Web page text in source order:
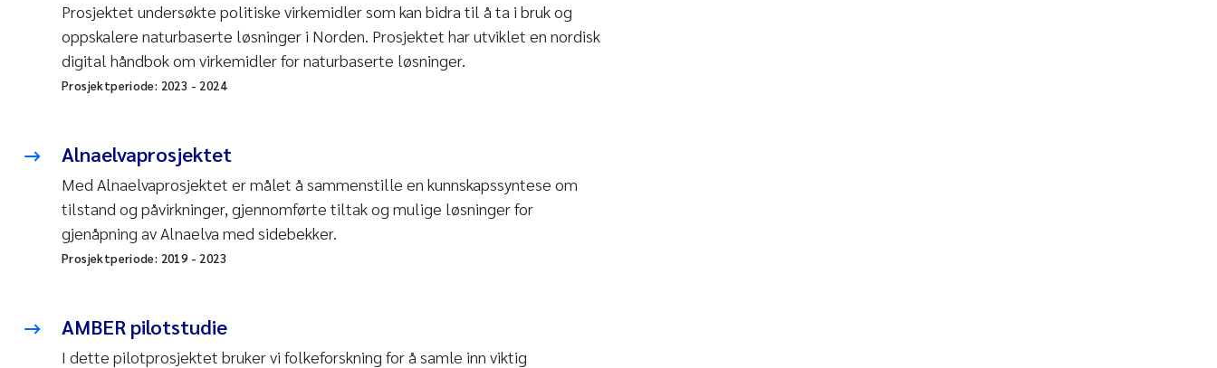
Prosjektet undersøkte politiske virkemidler som kan bidra til å ta i bruk og
oppskalere naturbaserte løsninger i Norden. Prosjektet har utviklet en nordisk
digital håndbok om virkemidler for naturbaserte løsninger.
Prosjektperiode: 2023 - 2024
Alnaelvaprosjektet
Med Alnaelvaprosjektet er målet å sammenstille en kunnskapssyntese om
tilstand og påvirkninger, gjennomførte tiltak og mulige løsninger for
gjenåpning av Alnaelva med sidebekker.
Prosjektperiode: 2019- 2023
AMBER pilotstudie
I dette pilotprosjektet bruker vi folkeforskning for å samle inn viktig